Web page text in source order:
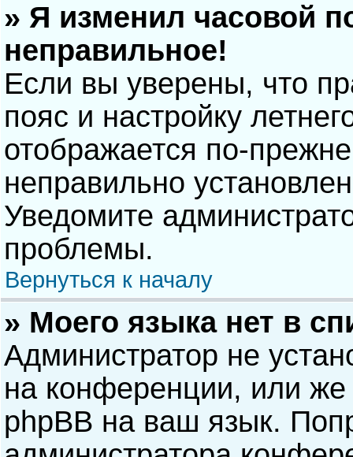
» Я изменил часовой
неправильное!
Если вы уверены, что
пояс и настройку
отображается по-
неправильно
Уведомите
проблемы.
Вернуться к началу
» Моего языка нет в
Администратор не
на конференции, или же
phpBB на ваш язык.